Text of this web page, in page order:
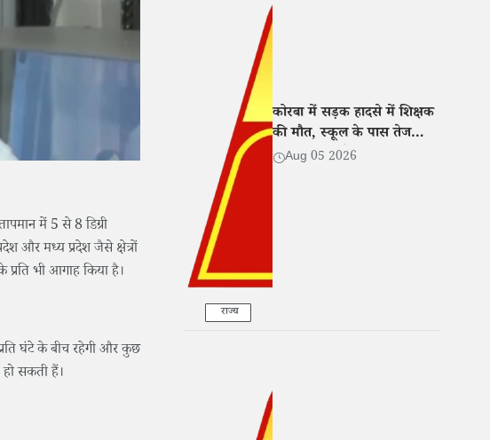
में 5 से 8 डिग्री
और मध्य प्रदेश जैसे क्षेत्रों
भी आगाह किया है।
घंटे के बीच रहेगी और कुछ
सकती हैं।
राज्य
कोरबा में सड़क हादसे में शिक्षक
की मौत, स्कूल के पास तेज
रफ्तार बाइक ने मारी टक्कर
Aug 05 2026